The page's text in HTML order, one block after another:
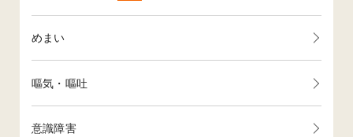
めまい
嘔気・嘔吐
意識障害